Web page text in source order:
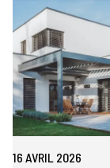
16 AVRIL 2026